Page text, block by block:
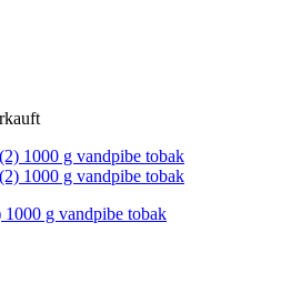
1000 g vandpibe tobak